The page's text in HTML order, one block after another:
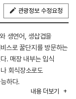
관광정보 수정요청
생연어, 생삽겹을
스로 꿀단지를 방문하는
. 매장 내부는 입식
회식장소로도
하다.
내용 더보기